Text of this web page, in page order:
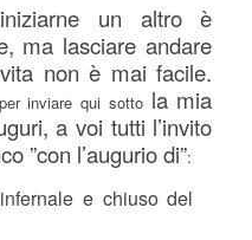
un altro è
ma lasciare andare
non è mai facile.
inviare qui sotto la mia
a voi tutti l’invito
”con l’augurio di”:
e chiuso del